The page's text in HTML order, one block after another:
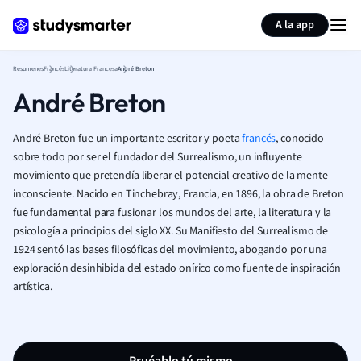
A la app
ResumenesFrancésLiteratura FrancesaAndré Breton
André Breton
André Breton fue un importante escritor y poetafrancés, conocido
sobre todo por ser el fundador del Surrealismo, un influyente
movimiento que pretendía liberar el potencial creativo de la mente
inconsciente. Nacido en Tinchebray, Francia, en 1896, la obra de Breton
fue fundamental para fusionar los mundos del arte, la literatura y la
psicología a principios del siglo XX. Su Manifiesto del Surrealismo de
1924 sentó las bases filosóficas del movimiento, abogando por una
exploración desinhibida del estado onírico como fuente de inspiración
artística.
Resumir página